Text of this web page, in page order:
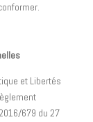
et Libertés
679 du 27